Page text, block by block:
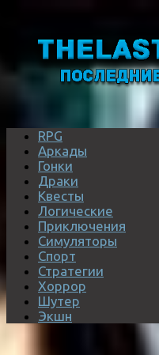
RPG
Аркады
Гонки
Драки
Квесты
Логические
Приключения
Симуляторы
Спорт
Стратегии
Хоррор
Шутер
Экшн